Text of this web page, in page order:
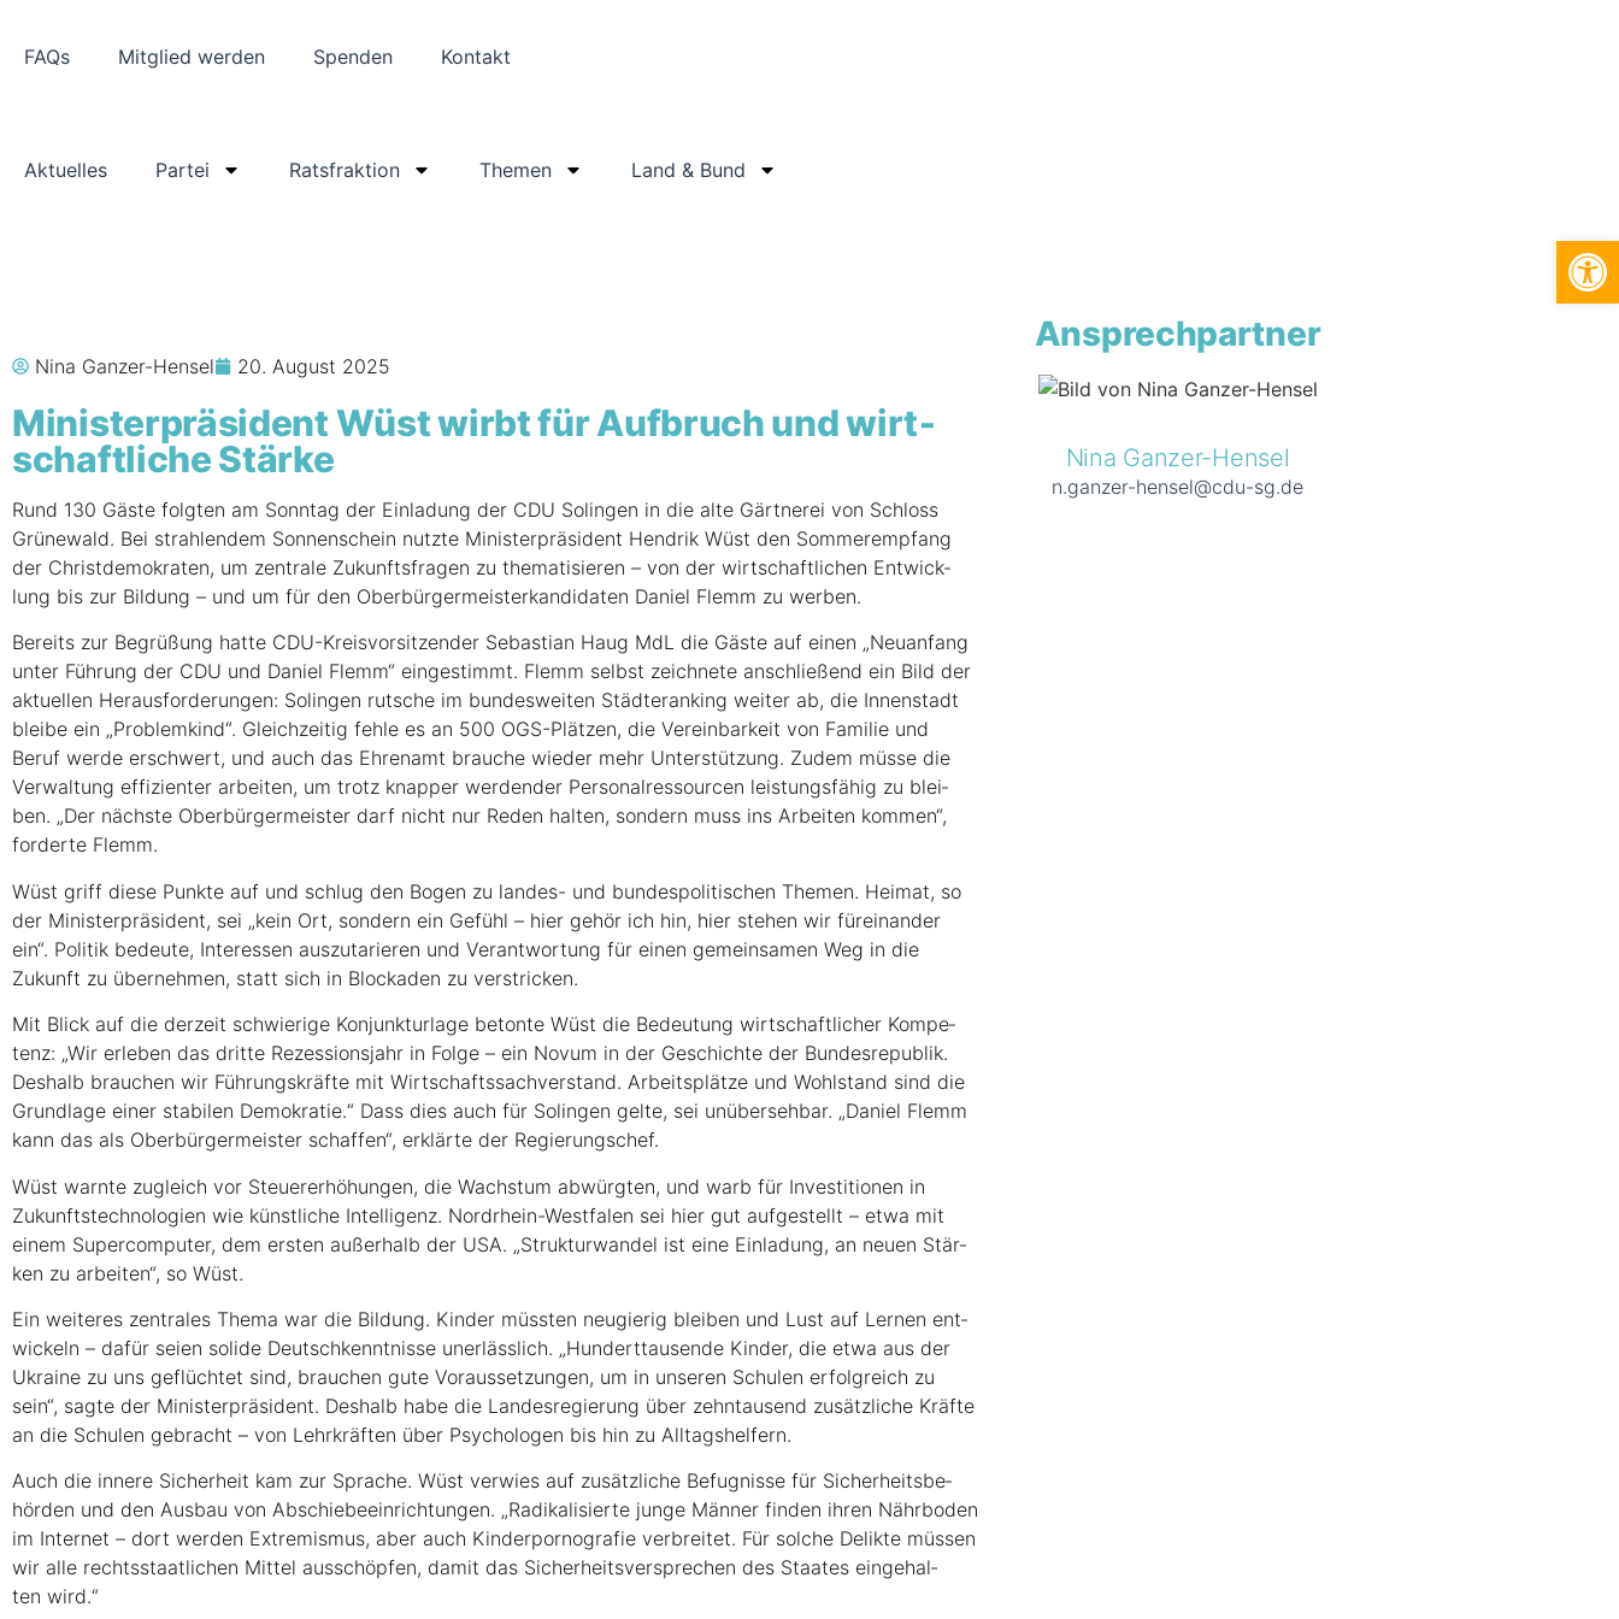
FAQs Mit­glied werden Spen­den Kon­takt
Aktu­el­les Par­tei Ratsfraktion The­men Land & Bund
Nina Ganzer-Hensel 20. August 2025
Minis­ter­prä­si­dent Wüst wirbt für Auf­bruch und wirt­
schaft­li­che Stärke
Rund 130 Gäs­te folg­ten am Sonn­tag der Ein­la­dung der CDU Solin­gen in die alte Gärt­ne­rei von Schloss
Grü­ne­wald. Bei strah­len­dem Son­nen­schein nutz­te Minis­ter­prä­si­dent Hen­drik Wüst den Som­mer­emp­fang
der Christ­de­mo­kra­ten, um zen­tra­le Zukunfts­fra­gen zu the­ma­ti­sie­ren – von der wirt­schaft­li­chen Ent­wick­
lung bis zur Bil­dung – und um für den Ober­bür­ger­meis­ter­kan­di­da­ten Dani­el Flemm zu werben.
Bereits zur Begrü­ßung hat­te CDU-Kreis­vor­sit­zen­der Sebas­ti­an Haug MdL die Gäs­te auf einen „Neu­an­fang
unter Füh­rung der CDU und Dani­el Flemm“ ein­ge­stimmt. Flemm selbst zeich­ne­te anschlie­ßend ein Bild der
aktu­el­len Her­aus­for­de­run­gen: Solin­gen rut­sche im bun­des­wei­ten Städ­te­ran­king wei­ter ab, die Innen­stadt
blei­be ein „Pro­blem­kind“. Gleich­zei­tig feh­le es an 500 OGS-Plät­zen, die Ver­ein­bar­keit von Fami­lie und
Beruf wer­de erschwert, und auch das Ehren­amt brau­che wie­der mehr Unter­stüt­zung. Zudem müs­se die
Ver­wal­tung effi­zi­en­ter arbei­ten, um trotz knap­per wer­den­der Per­so­nal­res­sour­cen leis­tungs­fä­hig zu blei­
ben. „Der nächs­te Ober­bür­ger­meis­ter darf nicht nur Reden hal­ten, son­dern muss ins Arbei­ten kom­men“,
for­der­te Flemm.
Wüst griff die­se Punk­te auf und schlug den Bogen zu lan­des- und bun­des­po­li­ti­schen The­men. Hei­mat, so
der Minis­ter­prä­si­dent, sei „kein Ort, son­dern ein Gefühl – hier gehör ich hin, hier ste­hen wir für­ein­an­der
ein“. Poli­tik bedeu­te, Inter­es­sen aus­zu­ta­rie­ren und Ver­ant­wor­tung für einen gemein­sa­men Weg in die
Zukunft zu über­neh­men, statt sich in Blo­cka­den zu verstricken.
Mit Blick auf die der­zeit schwie­ri­ge Kon­junk­tur­la­ge beton­te Wüst die Bedeu­tung wirt­schaft­li­cher Kom­pe­
tenz: „Wir erle­ben das drit­te Rezes­si­ons­jahr in Fol­ge – ein Novum in der Geschich­te der Bun­des­re­pu­blik.
Des­halb brau­chen wir Füh­rungs­kräf­te mit Wirt­schafts­sach­ver­stand. Arbeits­plät­ze und Wohl­stand sind die
Grund­la­ge einer sta­bi­len Demo­kra­tie.“ Dass dies auch für Solin­gen gel­te, sei unüber­seh­bar. „Dani­el Flemm
kann das als Ober­bür­ger­meis­ter schaf­fen“, erklär­te der Regierungschef.
Wüst warn­te zugleich vor Steu­er­erhö­hun­gen, die Wachs­tum abwürg­ten, und warb für Inves­ti­tio­nen in
Zukunfts­tech­no­lo­gien wie künst­li­che Intel­li­genz. Nord­rhein-West­fa­len sei hier gut auf­ge­stellt – etwa mit
einem Super­com­pu­ter, dem ers­ten außer­halb der USA. „Struk­tur­wan­del ist eine Ein­la­dung, an neu­en Stär­
ken zu arbei­ten“, so Wüst.
Ein wei­te­res zen­tra­les The­ma war die Bil­dung. Kin­der müss­ten neu­gie­rig blei­ben und Lust auf Ler­nen ent­
wi­ckeln – dafür sei­en soli­de Deutsch­kennt­nis­se uner­läss­lich. „Hun­dert­tau­sen­de Kin­der, die etwa aus der
Ukrai­ne zu uns geflüch­tet sind, brau­chen gute Vor­aus­set­zun­gen, um in unse­ren Schu­len erfolg­reich zu
sein“, sag­te der Minis­ter­prä­si­dent. Des­halb habe die Lan­des­re­gie­rung über zehn­tau­send zusätz­li­che Kräf­te
an die Schu­len gebracht – von Lehr­kräf­ten über Psy­cho­lo­gen bis hin zu Alltagshelfern.
Auch die inne­re Sicher­heit kam zur Spra­che. Wüst ver­wies auf zusätz­li­che Befug­nis­se für Sicher­heits­be­
hör­den und den Aus­bau von Abschie­be­ein­rich­tun­gen. „Radi­ka­li­sier­te jun­ge Män­ner fin­den ihren Nähr­bo­den
im Inter­net – dort wer­den Extre­mis­mus, aber auch Kin­der­por­no­gra­fie ver­brei­tet. Für sol­che Delik­te müs­sen
wir alle rechts­staat­li­chen Mit­tel aus­schöp­fen, damit das Sicher­heits­ver­spre­chen des Staa­tes ein­ge­hal­
ten wird.“
Ansprechpartner
Nina Ganzer-Hensel
n.ganzer-hensel@cdu-sg.de